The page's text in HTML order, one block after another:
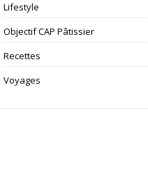
Lifestyle
Objectif CAP Pâtissier
Recettes
Voyages